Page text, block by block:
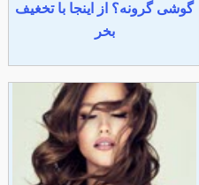
گوشی گرونه؟ از اینجا با تخغیف
بخر